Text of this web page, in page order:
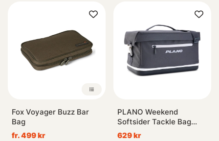
Fox Voyager Buzz Bar
Bag
fr. 499 kr
PLANO Weekend
Softsider Tackle Bag
3700 Slate
629 kr